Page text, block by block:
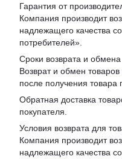
Гарантия от
Компания производит
надлежащего качества
потребителей».
Сроки возврата и обмена
Возврат и обмен
после получения товара
Обратная доставка
покупателя.
Условия возврата для
Компания производит
надлежащего качества